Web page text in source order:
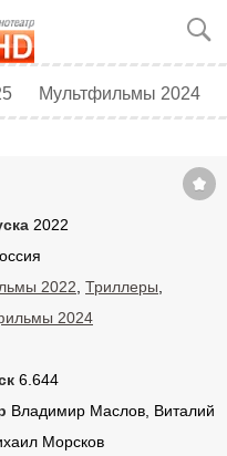
Мультфильмы 2024
2022
2022 Триллеры
2024
6.644
Владимир Маслов, Виталий
Морсков